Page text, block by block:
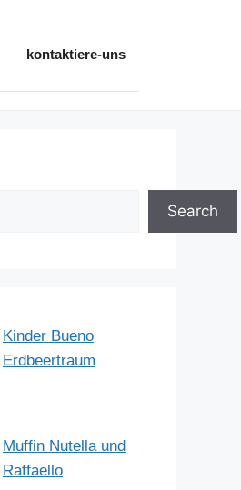
kontaktiere-uns
Search
Kinder Bueno
Erdbeertraum
Muffin Nutella und
Raffaello